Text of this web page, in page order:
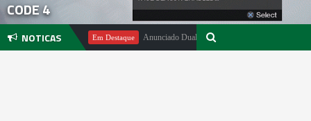
CODE 4
NOTICAS
Pachter Em Destaque Anunciado DualSense The Last of Us Limited Edition